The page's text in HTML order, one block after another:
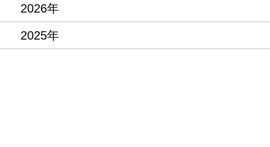
2026年
2025年